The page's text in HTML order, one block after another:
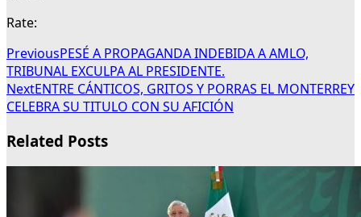
Rate:
PreviousPESÉ A PROPAGANDA INDEBIDA A AMLO,
TRIBUNAL EXCULPA AL PRESIDENTE.
NextENTRE CÁNTICOS, GRITOS Y PORRAS EL MONTERREY
CELEBRA SU TITULO CON SU AFICIÓN
Related Posts